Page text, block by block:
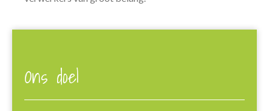
Ons doel